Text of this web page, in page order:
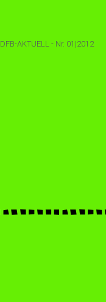
DFB-AKTUELL - Nr. 01|2012